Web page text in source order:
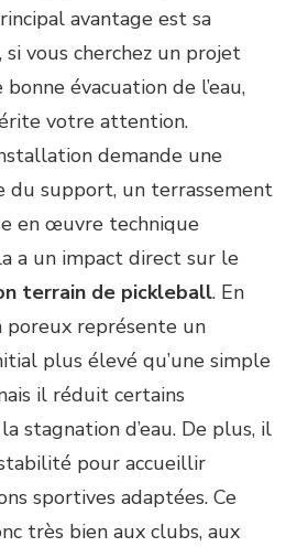
avantage est sa
si vous cherchez un projet
évacuation de l’eau,
votre attention.
demande une
du support, un terrassement
en œuvre technique
a un impact direct sur le
terrain de pickleball. En
représente un
plus élevé qu’une simple
il réduit certains
stagnation d’eau. De plus, il
pour accueillir
sportives adaptées. Ce
très bien aux clubs, aux